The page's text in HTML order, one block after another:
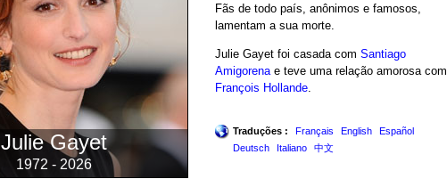
Julie Gayet
1972 - 2026
Fãs de todo país, anônimos e famosos,
lamentam a sua morte.
Julie Gayet foi casada com Santiago
Amigorena e teve uma relação amorosa com
François Hollande
Traduções : Français English
Español
Deutsch
Italiano 中文